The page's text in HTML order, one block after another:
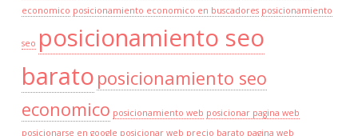
economico posicionamiento economico en buscadores posicionamiento
seo posicionamiento seo
barato posicionamiento seo
economico posicionamiento web posicionar pagina web
posicionarse en google posicionar web precio barato pagina web